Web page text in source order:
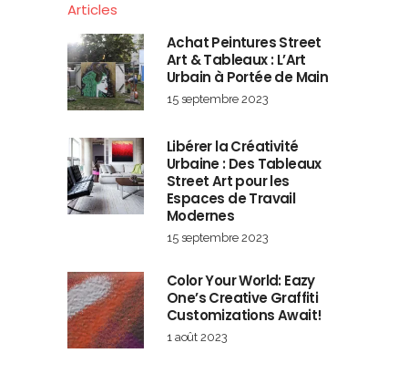
Articles
Achat Peintures Street
Art & Tableaux : L’Art
Urbain à Portée de Main
15 septembre 2023
Libérer la Créativité
Urbaine : Des Tableaux
Street Art pour les
Espaces de Travail
Modernes
15 septembre 2023
Color Your World: Eazy
One’s Creative Graffiti
Customizations Await!
1 août 2023